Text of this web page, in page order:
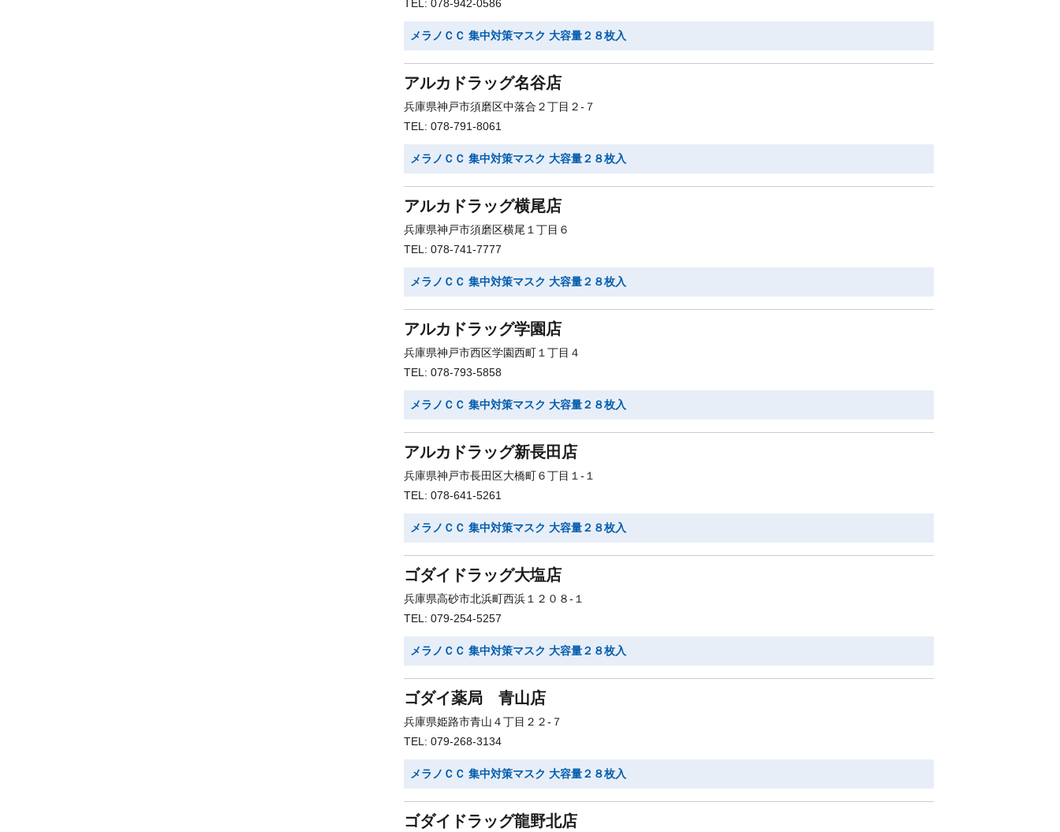
TEL: 078-942-0586
メラノＣＣ 集中対策マスク 大容量２８枚入
アルカドラッグ名谷店
兵庫県神戸市須磨区中落合２丁目２-７
TEL: 078-791-8061
メラノＣＣ 集中対策マスク 大容量２８枚入
アルカドラッグ横尾店
兵庫県神戸市須磨区横尾１丁目６
TEL: 078-741-7777
メラノＣＣ 集中対策マスク 大容量２８枚入
アルカドラッグ学園店
兵庫県神戸市西区学園西町１丁目４
TEL: 078-793-5858
メラノＣＣ 集中対策マスク 大容量２８枚入
アルカドラッグ新長田店
兵庫県神戸市長田区大橋町６丁目１-１
TEL: 078-641-5261
メラノＣＣ 集中対策マスク 大容量２８枚入
ゴダイドラッグ大塩店
兵庫県高砂市北浜町西浜１２０８-１
TEL: 079-254-5257
メラノＣＣ 集中対策マスク 大容量２８枚入
ゴダイ薬局 青山店
兵庫県姫路市青山４丁目２２-７
TEL: 079-268-3134
メラノＣＣ 集中対策マスク 大容量２８枚入
ゴダイドラッグ龍野北店